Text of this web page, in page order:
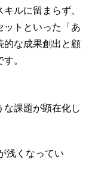
ルに留まらず、
ットといった「あ
的な成果創出と顧
。
な課題が顕在化し
浅くなってい